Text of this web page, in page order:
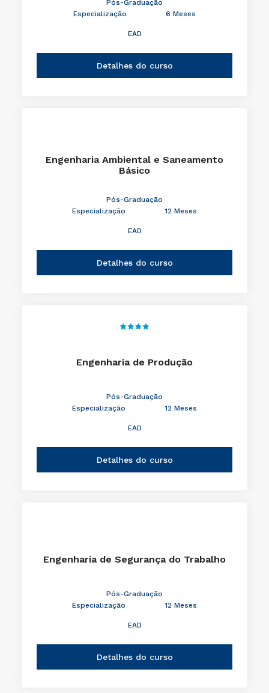
Pós-Graduação
Especialização
6 Meses
EAD
Detalhes do curso
Engenharia Ambiental e Saneamento
Básico
Pós-Graduação
Especialização
12 Meses
EAD
Detalhes do curso
Engenharia de Produção
Pós-Graduação
Especialização
12 Meses
EAD
Detalhes do curso
Engenharia de Segurança do Trabalho
Pós-Graduação
Especialização
12 Meses
EAD
Detalhes do curso